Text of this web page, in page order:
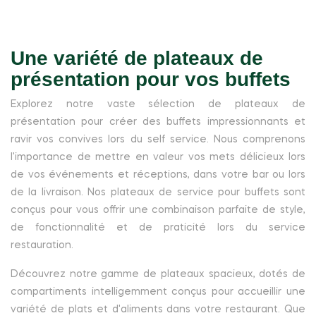
Une variété de plateaux de
présentation pour vos buffets
Explorez notre vaste sélection de plateaux de
présentation pour créer des buffets impressionnants et
ravir vos convives lors du self service. Nous comprenons
l'importance de mettre en valeur vos mets délicieux lors
de vos événements et réceptions, dans votre bar ou lors
de la livraison. Nos plateaux de service pour buffets sont
conçus pour vous offrir une combinaison parfaite de style,
de fonctionnalité et de praticité lors du service
restauration.
Découvrez notre gamme de plateaux spacieux, dotés de
compartiments intelligemment conçus pour accueillir une
variété de plats et d'aliments dans votre restaurant. Que